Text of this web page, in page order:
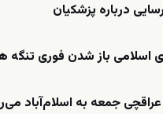
درباره پزشکیان
باز شدن فوری تنگه
جمعه به اسلام‌آباد